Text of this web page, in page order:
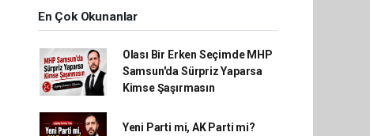
En Çok Okunanlar
Olası Bir Erken Seçimde MHP
Samsun'da Sürpriz Yaparsa
Kimse Şaşırmasın
Yeni Parti mi, AK Parti mi?